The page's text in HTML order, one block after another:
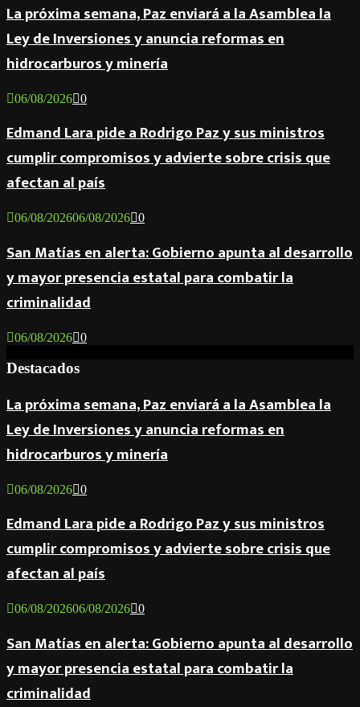
La próxima semana, Paz enviará a la Asamblea la
Ley de Inversiones y anuncia reformas en
hidrocarburos y minería
06/08/2026 0
Edmand Lara pide a Rodrigo Paz y sus ministros
cumplir compromisos y advierte sobre crisis que
afectan al país
06/08/202606/08/2026 0
San Matías en alerta: Gobierno apunta al desarrollo
y mayor presencia estatal para combatir la
criminalidad
06/08/2026 0
Destacados
La próxima semana, Paz enviará a la Asamblea la
Ley de Inversiones y anuncia reformas en
hidrocarburos y minería
06/08/2026 0
Edmand Lara pide a Rodrigo Paz y sus ministros
cumplir compromisos y advierte sobre crisis que
afectan al país
06/08/202606/08/2026 0
San Matías en alerta: Gobierno apunta al desarrollo
y mayor presencia estatal para combatir la
criminalidad